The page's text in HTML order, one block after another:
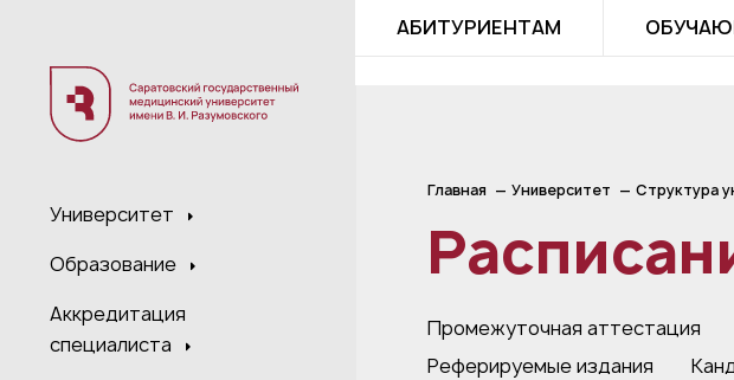
Университет
Образование
Аккредитация
специалиста
АБИТУРИЕНТАМ
Главная Университет Структура
Промежуточная аттестация
Реферируемые издания